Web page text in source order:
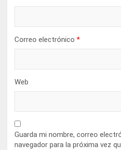
Correo electrónico *
Web
Guarda mi nombre, correo
navegador para la próxima vez